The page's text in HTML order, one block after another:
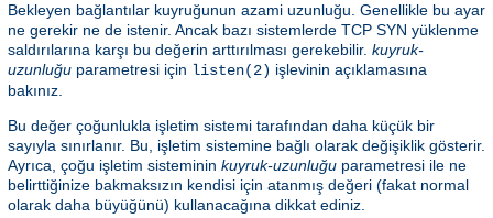
Bekleyen bağlantılar kuyruğunun azami uzunluğu. Genellikle bu ayar
ne gerekir ne de istenir. Ancak bazı sistemlerde TCP SYN yüklenme
saldırılarına karşı bu değerin arttırılması gerekebilir. kuyruk-
uzunluğu parametresi için listen(2) işlevinin açıklamasına
bakınız.
Bu değer çoğunlukla işletim sistemi tarafından daha küçük bir
sayıyla sınırlanır. Bu, işletim sistemine bağlı olarak değişiklik gösterir.
Ayrıca, çoğu işletim sisteminin kuyruk-uzunluğu parametresi ile ne
belirttiğinize bakmaksızın kendisi için atanmış değeri (fakat normal
olarak daha büyüğünü) kullanacağına dikkat ediniz.